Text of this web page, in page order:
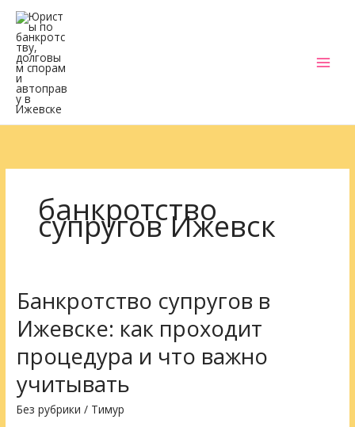
Перейти
содержимому
банкротство
супругов Ижевск
Банкротство супругов в
Ижевске: как проходит
процедура и что важно
учитывать
Без рубрики / Тимур
Банкротство
супругов
в
как
проходит
процедура
и